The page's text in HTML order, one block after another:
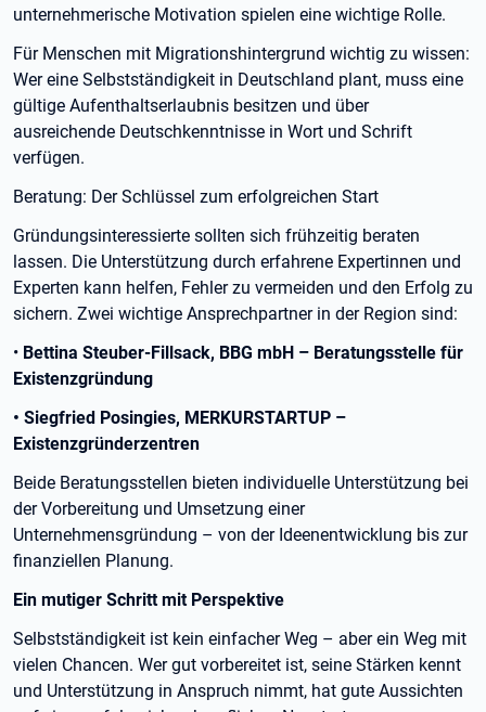
unternehmerische Motivation spielen eine wichtige Rolle.
Für Menschen mit Migrationshintergrund wichtig zu wissen:
Wer eine Selbstständigkeit in Deutschland plant, muss eine
gültige Aufenthaltserlaubnis besitzen und über
ausreichende Deutschkenntnisse in Wort und Schrift
verfügen.
Beratung: Der Schlüssel zum erfolgreichen Start
Gründungsinteressierte sollten sich frühzeitig beraten
lassen. Die Unterstützung durch erfahrene Expertinnen und
Experten kann helfen, Fehler zu vermeiden und den Erfolg zu
sichern. Zwei wichtige Ansprechpartner in der Region sind:
• Bettina Steuber-Fillsack, BBG mbH – Beratungsstelle für
Existenzgründung
• Siegfried Posingies, MERKURSTARTUP –
Existenzgründerzentren
Beide Beratungsstellen bieten individuelle Unterstützung bei
der Vorbereitung und Umsetzung einer
Unternehmensgründung – von der Ideenentwicklung bis zur
finanziellen Planung.
Ein mutiger Schritt mit Perspektive
Selbstständigkeit ist kein einfacher Weg – aber ein Weg mit
vielen Chancen. Wer gut vorbereitet ist, seine Stärken kennt
und Unterstützung in Anspruch nimmt, hat gute Aussichten